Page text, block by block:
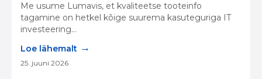
Me usume Lumavis, et kvaliteetse tooteinfo
tagamine on hetkel kõige suurema kasuteguriga IT
investeering...
Loe lähemalt →
25. juuni 2026